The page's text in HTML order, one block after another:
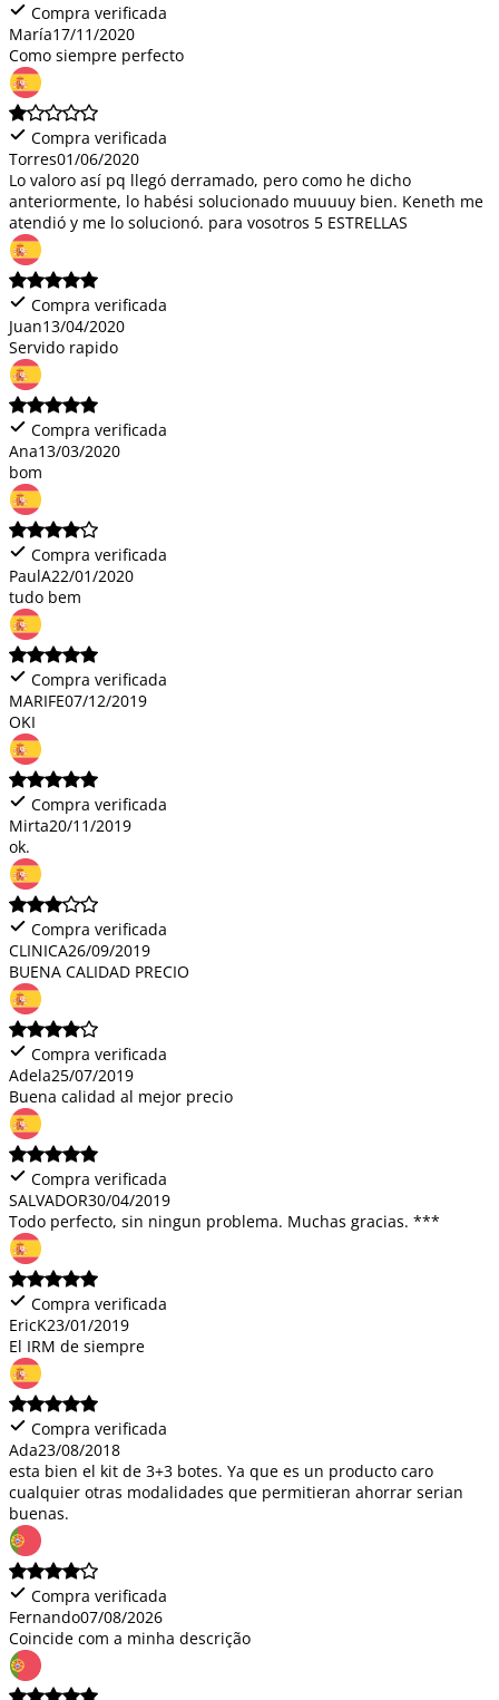
Compra verificada
María17/11/2020
Como siempre perfecto
Compra verificada
Torres01/06/2020
Lo valoro así pq llegó derramado, pero como he dicho
anteriormente, lo habési solucionado muuuuy bien. Keneth me
atendió y me lo solucionó. para vosotros 5 ESTRELLAS
Compra verificada
Juan13/04/2020
Servido rapido
Compra verificada
Ana13/03/2020
bom
Compra verificada
PaulA22/01/2020
tudo bem
Compra verificada
MARIFE07/12/2019
OKI
Compra verificada
Mirta20/11/2019
ok.
Compra verificada
CLINICA26/09/2019
BUENA CALIDAD PRECIO
Compra verificada
Adela25/07/2019
Buena calidad al mejor precio
Compra verificada
SALVADOR30/04/2019
Todo perfecto, sin ningun problema. Muchas gracias. ***
Compra verificada
EricK23/01/2019
El IRM de siempre
Compra verificada
Ada23/08/2018
esta bien el kit de 3+3 botes. Ya que es un producto caro
cualquier otras modalidades que permitieran ahorrar serian
buenas.
Compra verificada
Fernando07/08/2026
Coincide com a minha descrição